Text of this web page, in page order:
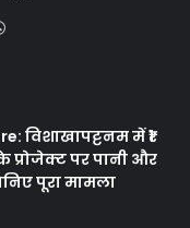
WhatsApp
विशाखापट्टनम में ₹1
प्रोजेक्ट पर पानी और
पूरा मामला